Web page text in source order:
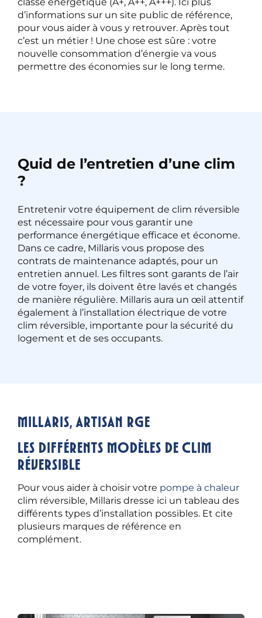
d’informations sur un site public de référence,
pour vous aider à vous y retrouver. Après tout
c’est un métier ! Une chose est sûre : votre
nouvelle consommation d’énergie va vous
permettre des économies sur le long terme.
Quid de l’entretien d’une clim
?
Entretenir votre équipement de clim réversible
est nécessaire pour vous garantir une
performance énergétique efficace et économe.
Dans ce cadre, Millaris vous propose des
contrats de maintenance adaptés, pour un
entretien annuel. Les filtres sont garants de l’air
de votre foyer, ils doivent être lavés et changés
de manière régulière. Millaris aura un œil attentif
également à l’installation électrique de votre
clim réversible, importante pour la sécurité du
logement et de ses occupants.
Millaris, artisan RGE
Les différents modèles de clim
réversible
Pour vous aider à choisir votre pompe à chaleur
clim réversible, Millaris dresse ici un tableau des
différents types d’installation possibles. Et cite
plusieurs marques de référence en
complément.